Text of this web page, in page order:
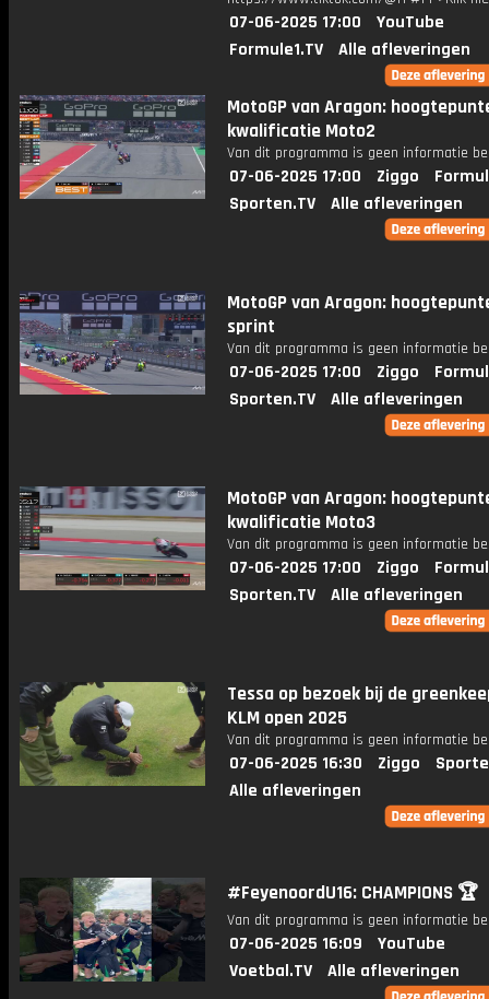
07-06-2025 17:00
YouTube
Formule1.TV
Alle afleveringen
MotoGP van Aragon:
kwalificatie Moto2
Van dit programma is geen informatie
07-06-2025 17:00 Ziggo
Sporten.TV
Alle afleveringen
MotoGP van Aragon:
sprint
Van dit programma is geen informatie
07-06-2025 17:00 Ziggo
Sporten.TV
Alle afleveringen
MotoGP van Aragon:
kwalificatie Moto3
Van dit programma is geen informatie
07-06-2025 17:00 Ziggo
Sporten.TV
Alle afleveringen
Tessa op bezoek bij de
KLM open 2025
Van dit programma is geen informatie
07-06-2025 16:30 Ziggo
Alle afleveringen
#FeyenoordU16: CHAMPIONS 🏆
Van dit programma is geen informatie
07-06-2025 16:09
YouTube
Voetbal.TV
Alle afleveringen